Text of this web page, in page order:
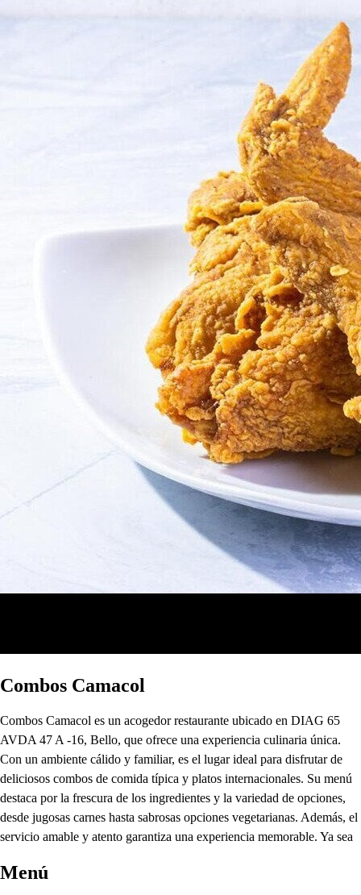
Combos Camacol
Combos Camacol es un acogedor restaurante ubicado en DIAG 65
AVDA 47 A -16, Bello, que ofrece una experiencia culinaria única.
Con un ambiente cálido y familiar, es el lugar ideal para disfrutar de
deliciosos combos de comida típica y platos internacionales. Su menú
destaca por la frescura de los ingredientes y la variedad de opciones,
desde jugosas carnes hasta sabrosas opciones vegetarianas. Además, el
servicio amable y atento garantiza una experiencia memorable. Ya sea
Menú